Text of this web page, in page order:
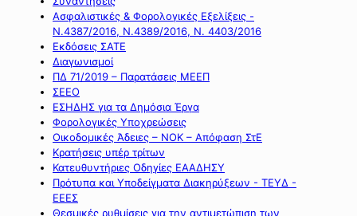
Ασφαλιστικές & Φορολογικές Εξελίξεις -
Ν.4387/2016, Ν.4389/2016, Ν. 4403/2016
Εκδόσεις ΣΑΤΕ
Διαγωνισμοί
ΠΔ 71/2019 – Παρατάσεις ΜΕΕΠ
ΣΕΕΟ
ΕΣΗΔΗΣ για τα Δημόσια Έργα
Φορολογικές Υποχρεώσεις
Οικοδομικές Άδειες – ΝΟΚ – Απόφαση ΣτΕ
Κρατήσεις υπέρ τρίτων
Κατευθυντήριες Οδηγίες ΕΑΑΔΗΣΥ
Πρότυπα και Υποδείγματα Διακηρύξεων - ΤΕΥΔ -
ΕΕΕΣ
Θεσμικές ρυθμίσεις για την αντιμετώπιση των